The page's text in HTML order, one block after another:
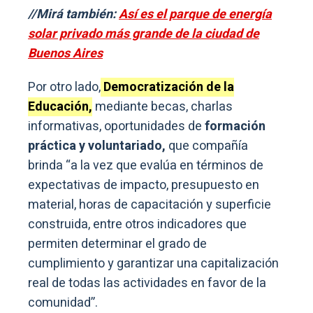
//Mirá también:Así es el parque de energía
solar privado más grande de la ciudad de
Buenos Aires
Por otro lado,Democratización de la
Educación, mediante becas, charlas
informativas, oportunidades deformación
práctica y voluntariado, que compañía
brinda “a la vez que evalúa en términos de
expectativas de impacto, presupuesto en
material, horas de capacitación y superficie
construida, entre otros indicadores que
permiten determinar el grado de
cumplimiento y garantizar una capitalización
real de todas las actividades en favor de la
comunidad”.